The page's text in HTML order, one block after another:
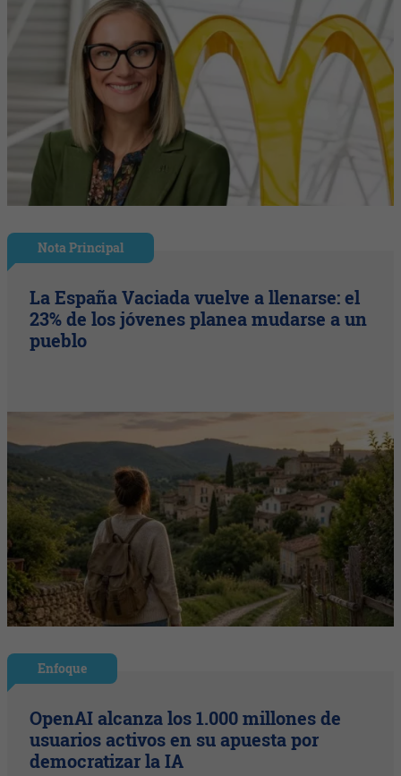
Nota Principal
La España Vaciada vuelve a llenarse: el
23% de los jóvenes planea mudarse a un
pueblo
Enfoque
OpenAI alcanza los 1.000 millones de
usuarios activos en su apuesta por
democratizar la IA